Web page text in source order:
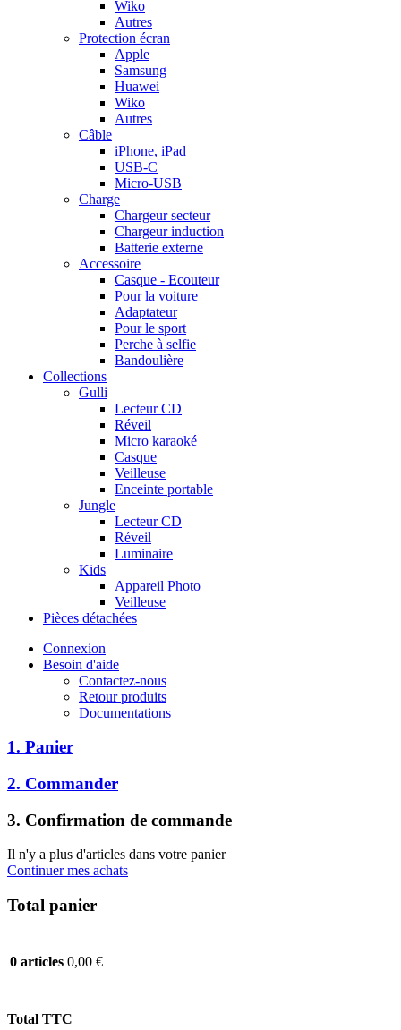
Wiko
Autres
Protection écran
Apple
Samsung
Huawei
Wiko
Autres
Câble
iPhone, iPad
USB-C
Micro-USB
Charge
Chargeur secteur
Chargeur induction
Batterie externe
Accessoire
Casque - Ecouteur
Pour la voiture
Adaptateur
Pour le sport
Perche à selfie
Bandoulière
Collections
Gulli
Lecteur CD
Réveil
Micro karaoké
Casque
Veilleuse
Enceinte portable
Jungle
Lecteur CD
Réveil
Luminaire
Kids
Appareil Photo
Veilleuse
Pièces détachées
Connexion
Besoin d'aide
Contactez-nous
Retour produits
Documentations
1. Panier
2. Commander
3. Confirmation de commande
Il n'y a plus d'articles dans votre panier
Continuer mes achats
Total panier
0 articles 0,00 €
Total TTC